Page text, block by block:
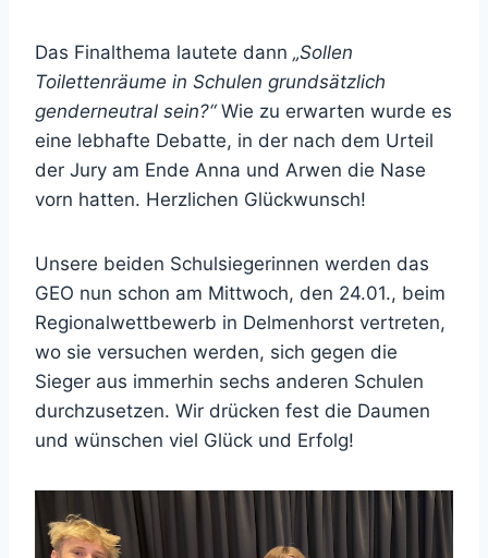
Das Finalthema lautete dann „Sollen
Toilettenräume in Schulen grundsätzlich
genderneutral sein?“Wie zu erwarten wurde es
eine lebhafte Debatte, in der nach dem Urteil
der Jury am Ende Anna und Arwen die Nase
vorn hatten. Herzlichen Glückwunsch!
Unsere beiden Schulsiegerinnen werden das
GEO nun schon am Mittwoch, den 24.01., beim
Regionalwettbewerb in Delmenhorst vertreten,
wo sie versuchen werden, sich gegen die
Sieger aus immerhin sechs anderen Schulen
durchzusetzen. Wir drücken fest die Daumen
und wünschen viel Glück und Erfolg!